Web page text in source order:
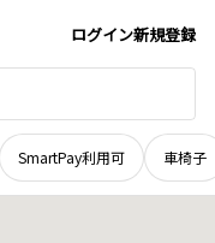
ログイン新規登録
SmartPay利用可 車椅子